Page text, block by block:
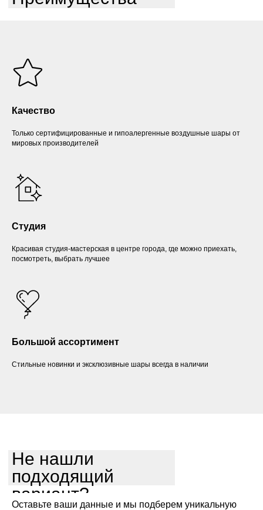
Качество
Только сертифицированные и гипоалергенные воздушные шары от
мировых производителей
Студия
Красивая студия-мастерская в центре города, где можно приехать,
посмотреть, выбрать лучшее
Большой ассортимент
Стильные новинки и эксклюзивные шары всегда в наличии
Не нашли
подходящий
вариант?
Оставьте ваши данные и мы подберем уникальную